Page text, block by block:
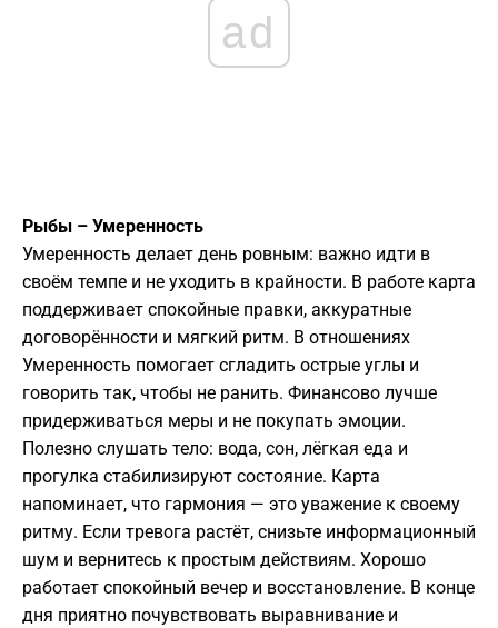
ad
Рыбы – Умеренность
Умеренность делает день ровным: важно идти в
своём темпе и не уходить в крайности. В работе карта
поддерживает спокойные правки, аккуратные
договорённости и мягкий ритм. В отношениях
Умеренность помогает сгладить острые углы и
говорить так, чтобы не ранить. Финансово лучше
придерживаться меры и не покупать эмоции.
Полезно слушать тело: вода, сон, лёгкая еда и
прогулка стабилизируют состояние. Карта
напоминает, что гармония — это уважение к своему
ритму. Если тревога растёт, снизьте информационный
шум и вернитесь к простым действиям. Хорошо
работает спокойный вечер и восстановление. В конце
дня приятно почувствовать выравнивание и